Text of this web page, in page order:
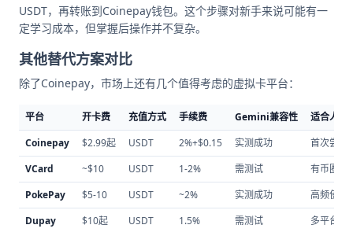
USDT，再转账到Coinepay钱包。这个步骤对新手来说可能有一
定学习成本，但掌握后操作并不复杂。
其他替代方案对比
除了Coinepay，市场上还有几个值得考虑的虚拟卡平台：
平台 开卡费 充值方式 手续费 Gemini兼容性
适合人群
Coinepay
$2.99起 USDT 2%+$0.15 实测成功
首次尝试
VCard
~$10 USDT 1-2% 需测试
有币圈经
PokePay
$5-10 USDT ~2% 实测成功
高频使用
Dupay
$10起 USDT 1.5% 需测试 多平台使